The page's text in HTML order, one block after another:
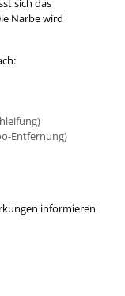
sich das
Narbe wird
Entfernung)
informieren